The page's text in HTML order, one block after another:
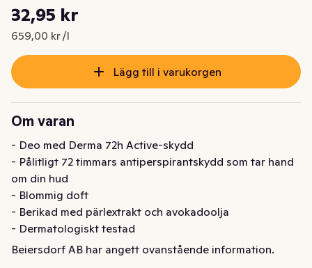
Nuvarande pris är: 32,95 kr
32,95 kr
659,00 kr /l
Styckpris: 659,00 kr /l
Lägg till i varukorgen
Om varan
- Deo med Derma 72h Active-skydd
- Pålitligt 72 timmars antiperspirantskydd som tar hand
om din hud
- Blommig doft
- Berikad med pärlextrakt och avokadoolja
- Dermatologiskt testad
NIVEA Pearl & Beauty Anti-Perspirant är en pålitlig deo
Beiersdorf AB har angett ovanstående information.